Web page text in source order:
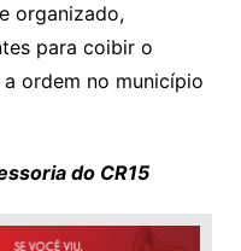
organizado,
para coibir o
ordem no município
do CR15